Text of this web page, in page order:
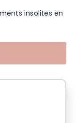
insolites en